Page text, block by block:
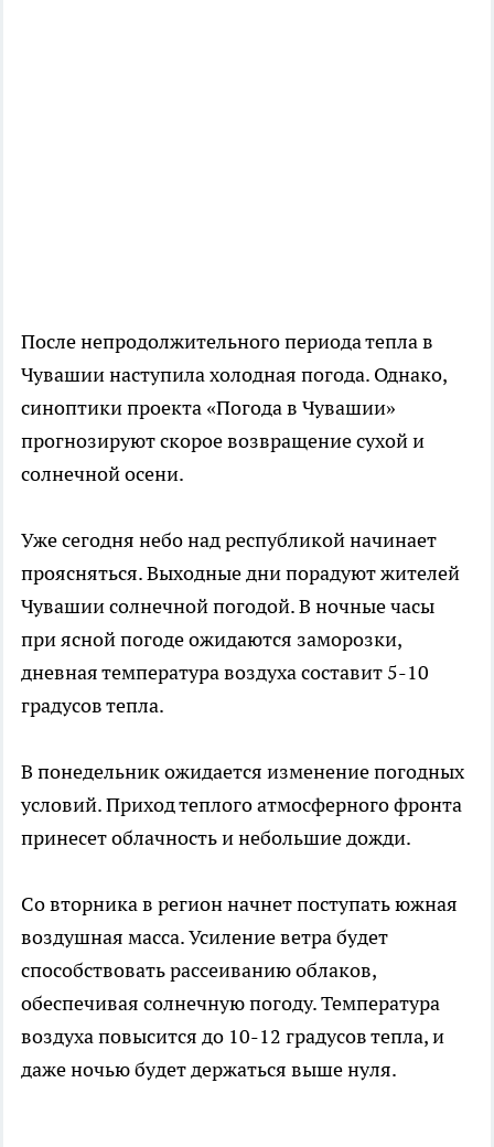
После непродолжительного периода тепла в
Чувашии наступила холодная погода. Однако,
синоптики проекта «Погода в Чувашии»
прогнозируют скорое возвращение сухой и
солнечной осени.
Уже сегодня небо над республикой начинает
проясняться. Выходные дни порадуют жителей
Чувашии солнечной погодой. В ночные часы
при ясной погоде ожидаются заморозки,
дневная температура воздуха составит 5-10
градусов тепла.
В понедельник ожидается изменение погодных
условий. Приход теплого атмосферного фронта
принесет облачность и небольшие дожди.
Со вторника в регион начнет поступать южная
воздушная масса. Усиление ветра будет
способствовать рассеиванию облаков,
обеспечивая солнечную погоду. Температура
воздуха повысится до 10-12 градусов тепла, и
даже ночью будет держаться выше нуля.